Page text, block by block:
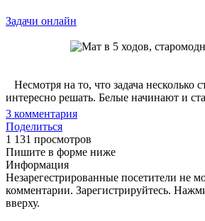
Задачи онлайн
Несмотря на то, что задача несколько
интересно решать. Белые начинают и
3 комментария
Поделиться
1 131 просмотров
Пишите в форме ниже
Информация
Незарегестрированные посетители не
комментарии. Зарегистрируйтесь.
вверху.